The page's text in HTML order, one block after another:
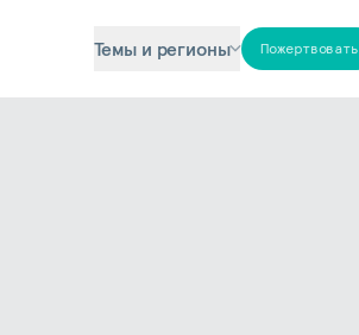
Темы и регионы Пожертвовать